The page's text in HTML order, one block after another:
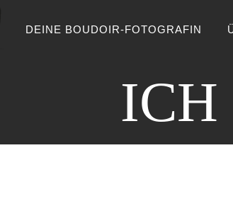
DEINE BOUDOIR-FOTOGRAFIN
ICH